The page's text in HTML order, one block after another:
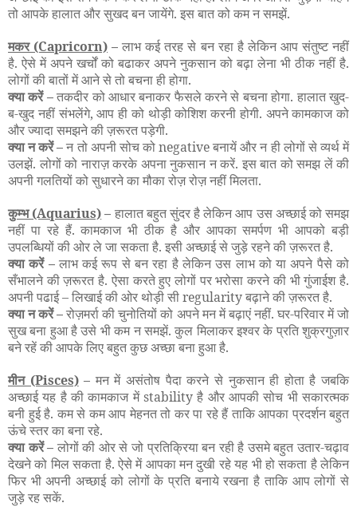
तो आपके हालात और सुखद बन जायेंगे. इस बात को कम न समझें.
मकर(Capricorn) – लाभ कई तरह से बन रहा है लेकिन आप संतुष्ट नहीं
है. ऐसे में अपने खर्चों को बढाकर अपने नुकसान को बढ़ा लेना भी ठीक नहीं है.
लोगों की बातों में आने से तो बचना ही होगा.
क्या करें –तकदीर को आधार बनाकर फैसले करने से बचना होगा. हालात खुद-
ब-खुद नहीं संभलेंगे, आप ही को थोड़ी कोशिश करनी होगी. अपने कामकाज को
और ज्यादा समझने की ज़रूरत पड़ेगी.
क्या न करें –न तो अपनी सोच को negative बनायें और न ही लोगों से व्यर्थ में
उलझें. लोगों को नाराज़ करके अपना नुकसान न करें. इस बात को समझ लें की
अपनी गलतियों को सुधारने का मौका रोज़ रोज़ नहीं मिलता.
कुम्भ(Aquarius)– हालात बहुत सुंदर है लेकिन आप उस अच्छाई को समझ
नहीं पा रहे हैं. कामकाज भी ठीक है और आपका समर्पण भी आपको बड़ी
उपलब्धियों की ओर ले जा सकता है. इसी अच्छाई से जुड़े रहने की ज़रूरत है.
क्या करें – लाभ कई रूप से बन रहा है लेकिन उस लाभ को या अपने पैसे को
सँभालने की ज़रूरत है. ऐसा करते हुए लोगों पर भरोसा करने की भी गुंजाईश है.
अपनी पढाई–लिखाई की ओर थोड़ी सी regularity बढ़ाने की ज़रूरत है.
क्या न करें –रोज़मर्रा की चुनोतियों को अपने मन में बढ़ाएं नहीं. घर-परिवार में जो
सुख बना हुआ है उसे भी कम न समझें. कुल मिलाकर इश्वर के प्रति शुक्रगुज़ार
बने रहें की आपके लिए बहुत कुछ अच्छा बना हुआ है.
मीन(Pisces)– मन में असंतोष पैदा करने से नुकसान ही होता है जबकि
अच्छाई यह है की कामकाज में stability है और आपकी सोच भी सकारत्मक
बनी हुई है. कम से कम आप मेहनत तो कर पा रहे हैं ताकि आपका प्रदर्शन बहुत
ऊंचे स्तर का बना रहे.
क्या करें – लोगों की ओर से जो प्रतिक्रिया बन रही है उसमे बहुत उतार-चढ़ाव
देखने को मिल सकता है. ऐसे में आपका मन दुखी रहे यह भी हो सकता है लेकिन
फिर भी अपनी अच्छाई को लोगों के प्रति बनाये रखना है ताकि आप लोगों से
जुड़े रह सकें.